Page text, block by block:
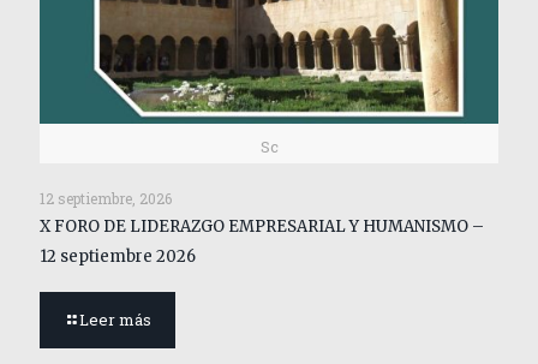
Sc
12 septiembre, 2026
X FORO DE LIDERAZGO EMPRESARIAL Y HUMANISMO –
12 septiembre 2026
Leer más